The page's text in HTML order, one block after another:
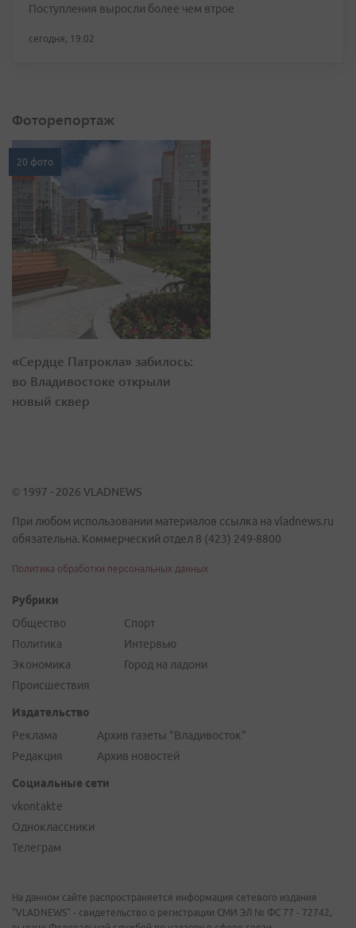
Поступления выросли более чем втрое
сегодня, 19:02
Фоторепортаж
20 фото
«Сердце Патрокла» забилось:
во Владивостоке открыли
новый сквер
© 1997 - 2026 VLADNEWS
При любом использовании материалов ссылка на vladnews.ru
обязательна. Коммерческий отдел 8 (423) 249-8800
Политика обработки персональных данных
Рубрики
Общество
Политика
Экономика
Происшествия
Спорт
Интервью
Город на ладони
Издательство
Реклама
Редакция
Архив газеты "Владивосток"
Архив новостей
Социальные сети
vkontakte
Одноклассники
Телеграм
На данном сайте распространяется информация сетевого издания
"VLADNEWS" - свидетельство о регистрации СМИ ЭЛ № ФС 77 - 72742,